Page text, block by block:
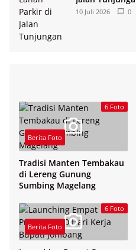
10 Juli 2026 0
6 Foto
Berita Foto
Tradisi Manten Tembakau
di Lereng Gunung
Sumbing Magelang
6 Foto
Berita Foto